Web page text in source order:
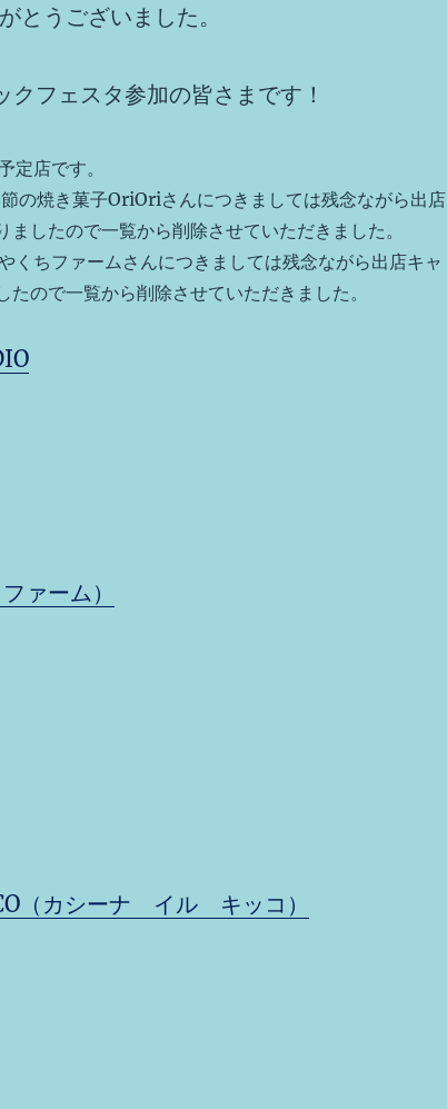
とうございました。
フェスタ参加の皆さまです！
定店です。
の焼き菓子OriOriさんにつきましては残念ながら出店
ましたので一覧から削除させていただきました。
くちファームさんにつきましては残念ながら出店キャ
たので一覧から削除させていただきました。
ァーム）
（カシーナ イル キッコ）